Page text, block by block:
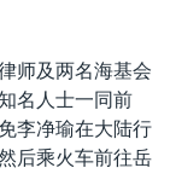
师及两名海基会
名人士一同前
李净瑜在大陆行
后乘火车前往岳